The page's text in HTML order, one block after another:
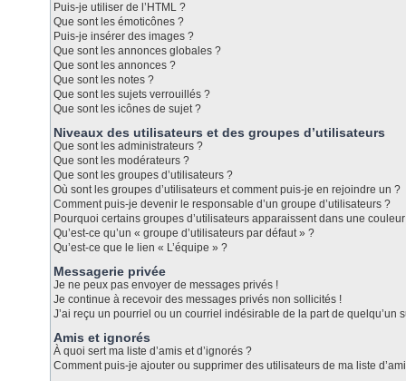
Puis-je utiliser de l’HTML ?
Que sont les émoticônes ?
Puis-je insérer des images ?
Que sont les annonces globales ?
Que sont les annonces ?
Que sont les notes ?
Que sont les sujets verrouillés ?
Que sont les icônes de sujet ?
Niveaux des utilisateurs et des groupes d’utilisateurs
Que sont les administrateurs ?
Que sont les modérateurs ?
Que sont les groupes d’utilisateurs ?
Où sont les groupes d’utilisateurs et comment puis-je en rejoindre un ?
Comment puis-je devenir le responsable d’un groupe d’utilisateurs ?
Pourquoi certains groupes d’utilisateurs apparaissent dans une
Qu’est-ce qu’un « groupe d’utilisateurs par défaut » ?
Qu’est-ce que le lien « L’équipe » ?
Messagerie privée
Je ne peux pas envoyer de messages privés !
Je continue à recevoir des messages privés non sollicités !
J’ai reçu un pourriel ou un courriel indésirable de la part de quelqu’un
Amis et ignorés
À quoi sert ma liste d’amis et d’ignorés ?
Comment puis-je ajouter ou supprimer des utilisateurs de ma liste